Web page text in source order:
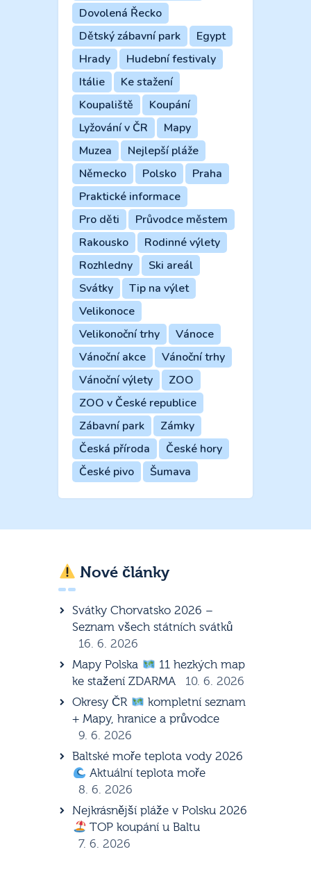
Dovolená Řecko
Dětský zábavní park
Egypt
Hrady
Hudební festivaly
Itálie
Ke stažení
Koupaliště
Koupání
Lyžování v ČR
Mapy
Muzea
Nejlepší pláže
Německo
Polsko
Praha
Praktické informace
Pro děti
Průvodce městem
Rakousko
Rodinné výlety
Rozhledny
Ski areál
Svátky
Tip na výlet
Velikonoce
Velikonoční trhy
Vánoce
Vánoční akce
Vánoční trhy
Vánoční výlety
ZOO
ZOO v České republice
Zábavní park
Zámky
Česká příroda
České hory
České pivo
Šumava
Nové články
Svátky Chorvatsko 2026 –
Seznam všech státních svátků
16. 6. 2026
Mapy Polska
11 hezkých map
ke stažení ZDARMA
10. 6. 2026
Okresy ČR
kompletní seznam
+ Mapy, hranice a průvodce
9. 6. 2026
Baltské moře teplota vody 2026
Aktuální teplota moře
8. 6. 2026
Nejkrásnější pláže v Polsku 2026
TOP koupání u Baltu
7. 6. 2026